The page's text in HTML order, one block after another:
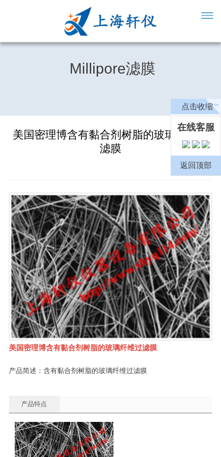
Millipore滤膜
美国密理博含有黏合剂树脂的玻璃纤维过
滤膜
美国密理博含有黏合剂树脂的玻璃纤维过滤膜
产品简述：含有黏合剂树脂的玻璃纤维过滤膜
产品特点
点击收缩
在线客服
返回顶部